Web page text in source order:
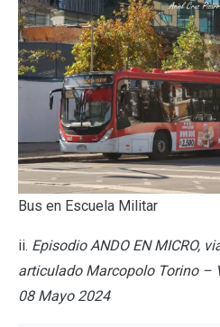
Bus en Escuela Militar
ii. Episodio ANDO EN MICRO,
articulado Marcopolo Torino –
08 Mayo 2024